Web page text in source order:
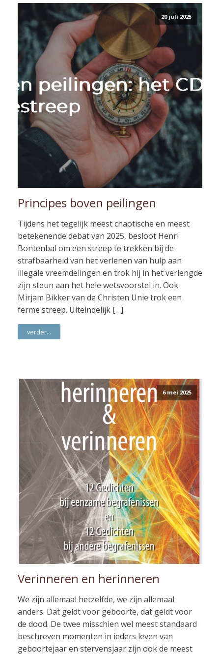
20 juli 2025
Principes boven peilingen
Tijdens het tegelijk meest chaotische en meest
betekenende debat van 2025, besloot Henri
Bontenbal om een streep te trekken bij de
strafbaarheid van het verlenen van hulp aan
illegale vreemdelingen en trok hij in het verlengde
zijn steun aan het hele wetsvoorstel in. Ook
Mirjam Bikker van de Christen Unie trok een
ferme streep. Uiteindelijk […]
verder...
6 mei 2025
Verinneren en herinneren
We zijn allemaal hetzelfde, we zijn allemaal
anders. Dat geldt voor geboorte, dat geldt voor
de dood. De twee misschien wel meest standaard
beschreven momenten in ieders leven van
geboortejaar en stervensjaar zijn ook de meest